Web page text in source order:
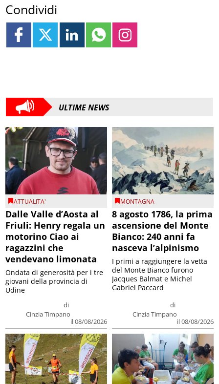
Condividi
ULTIME NEWS
ATTUALITA'
Dalle Valle d’Aosta al
Friuli: Henry regala un
motorino Ciao ai
ragazzini che
vendevano limonata
di
Cinzia Timpano
il 08/08/2026
Ondata di generosità per i tre
giovani della provincia di
Udine
MONTAGNA
8 agosto 1786, la prima
ascensione del Monte
Bianco: 240 anni fa
nasceva l’alpinismo
di
Cinzia Timpano
il 08/08/2026
I primi a raggiungere la vetta
del Monte Bianco furono
Jacques Balmat e Michel
Gabriel Paccard